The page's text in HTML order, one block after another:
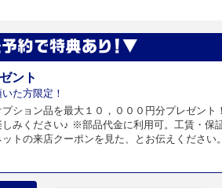
ント
た方限定！
ション品を最大１０，０００円分プレゼント
みください♪ ※部品代金に利用可。工賃・保
トの来店クーポンを見た、とお伝えください。